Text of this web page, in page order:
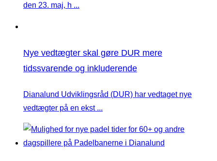
den 23. maj, h ...
Nye vedtægter skal gøre DUR mere
tidssvarende og inkluderende
Dianalund Udviklingsråd (DUR) har vedtaget nye
vedtægter på en ekst ...